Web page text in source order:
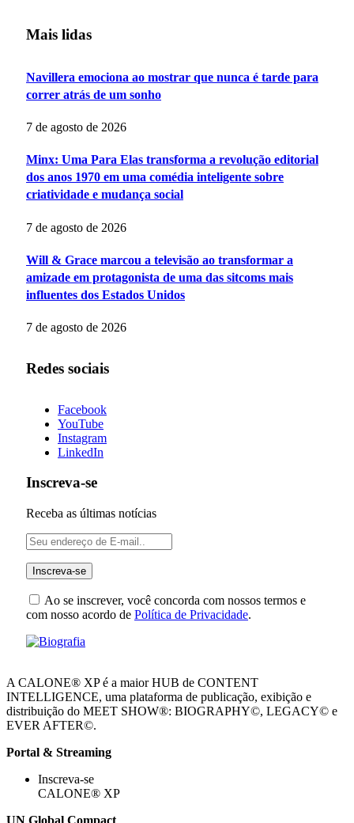
Mais lidas
Navillera emociona ao mostrar que nunca é tarde para
correr atrás de um sonho
7 de agosto de 2026
Minx: Uma Para Elas transforma a revolução editorial
dos anos 1970 em uma comédia inteligente sobre
criatividade e mudança social
7 de agosto de 2026
Will & Grace marcou a televisão ao transformar a
amizade em protagonista de uma das sitcoms mais
influentes dos Estados Unidos
7 de agosto de 2026
Redes sociais
Facebook
YouTube
Instagram
LinkedIn
Inscreva-se
Receba as últimas notícias
Ao se inscrever, você concorda com nossos termos e
com nosso acordo de Política de Privacidade.
A CALONE® XP é a maior HUB de CONTENT
INTELLIGENCE, uma plataforma de publicação, exibição e
distribuição do MEET SHOW®: BIOGRAPHY©, LEGACY© e
EVER AFTER©.
Portal & Streaming
Inscreva-se
CALONE® XP
UN Global Compact